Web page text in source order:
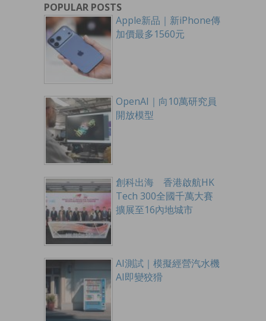
POPULAR POSTS
Apple新品｜新iPhone傳
加價最多1560元
OpenAI｜向10萬研究員
開放模型
創科出海 香港啟航HK
Tech 300全國千萬大賽
擴展至16內地城市
AI測試｜模擬經營汽水機
AI即變狡猾